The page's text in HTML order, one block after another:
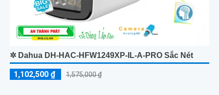
✲ Dahua DH-HAC-HFW1249XP-IL-A-PRO Sắc Nét
1,102,500 ₫ 1,575,000 ₫